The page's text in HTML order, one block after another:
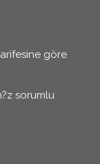
göre
sorumlu